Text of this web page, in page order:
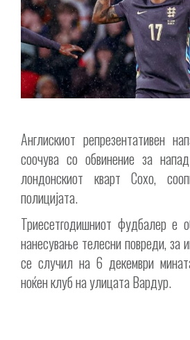
Англискиот репрезентативен
соочува со обвинение за
лондонскиот кварт Сохо,
полицијата.
Триесетгодишниот фудбалер е
нанесување телесни повреди, за
се случил на 6 декември
ноќен клуб на улицата Вардур.